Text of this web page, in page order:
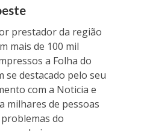
prestador da região
mais de 100 mil
a Folha do
se destacado pelo seu
com a Noticia e
milhares de pessoas
do